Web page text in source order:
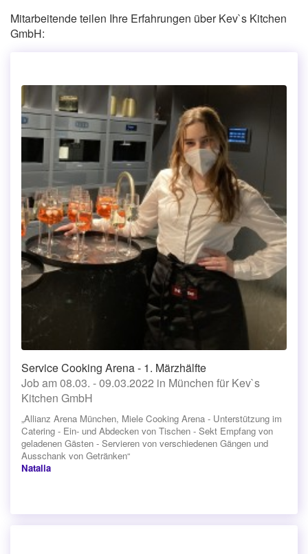
Mitarbeitende teilen Ihre Erfahrungen über Kev`s Kitchen
GmbH:
Service Cooking Arena - 1. Märzhälfte
Job am 08.03. - 09.03.2022 in München für Kev`s
Kitchen GmbH
„Allianz Arena München, Miele Cooking Arena - Unterstützung im
Catering - Ein- und Abdecken von Tischen - Sekt Empfang von
geladenen Gästen - Servieren von verschiedenen Gängen und
Ausschank von Getränken“
Natalia